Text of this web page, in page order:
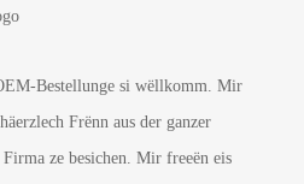
Bestellunge si wëllkomm. Mir
Frënn aus der ganzer
ze besichen. Mir freeën eis